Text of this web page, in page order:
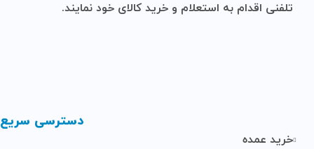
تلفنی اقدام به استعلام و خرید کالای خود نمایند.
دسترسی سریع
خرید عمده